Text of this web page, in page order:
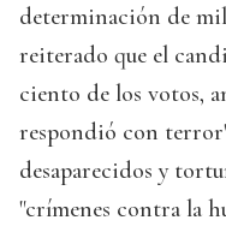
determinación de
reiterado que el
ciento de los votos,
respondió con
desaparecidos y
"crímenes contra la